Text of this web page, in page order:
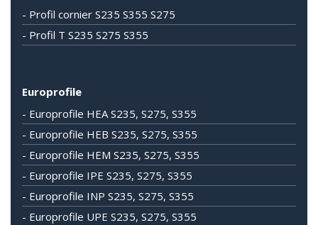
- Profil cornier S235 S355 S275
- Profil T S235 S275 S355
Europrofile
- Europrofile HEA S235, S275, S355
- Europrofile HEB S235, S275, S355
- Europrofile HEM S235, S275, S355
- Europrofile IPE S235, S275, S355
- Europrofile INP S235, S275, S355
- Europrofile UPE S235, S275, S355